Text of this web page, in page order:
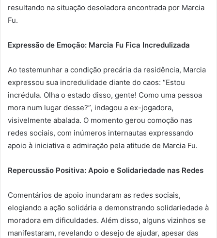
resultando na situação desoladora encontrada por Marcia
Fu.
Expressão de Emoção: Marcia Fu Fica Incredulizada
Ao testemunhar a condição precária da residência, Marcia
expressou sua incredulidade diante do caos: “Estou
incrédula. Olha o estado disso, gente! Como uma pessoa
mora num lugar desse?”, indagou a ex-jogadora,
visivelmente abalada. O momento gerou comoção nas
redes sociais, com inúmeros internautas expressando
apoio à iniciativa e admiração pela atitude de Marcia Fu.
Repercussão Positiva: Apoio e Solidariedade nas Redes
Comentários de apoio inundaram as redes sociais,
elogiando a ação solidária e demonstrando solidariedade à
moradora em dificuldades. Além disso, alguns vizinhos se
manifestaram, revelando o desejo de ajudar, apesar das